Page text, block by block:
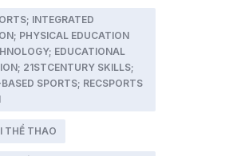
INTEGRATED
PHYSICAL EDUCATION
EDUCATIONAL
21STCENTURY SKILLS;
SPORTS; RECSPORTS
THỂ THAO